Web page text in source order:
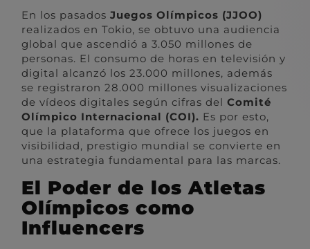
En los pasadosJuegos Olímpicos (JJOO)
realizados en Tokio, se obtuvo una audiencia
global que ascendió a 3.050 millones de
personas. El consumo de horas en televisión y
digital alcanzó los 23.000 millones, además
se registraron 28.000 millones visualizaciones
de vídeos digitales según cifras delComité
Olímpico Internacional (COI). Es por esto,
que la plataforma que ofrece los juegos en
visibilidad, prestigio mundial se convierte en
una estrategia fundamental para las marcas.
El Poder de los Atletas
Olímpicos como
Influencers